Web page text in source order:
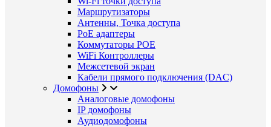
Маршрутизаторы
Антенны, Точка доступа
PoE адаптеры
Коммутаторы POE
WiFi Контроллеры
Межсетевой экран
Кабели прямого подключения (DAC)
Домофоны
Аналоговые домофоны
IP домофоны
Аудиодомофоны